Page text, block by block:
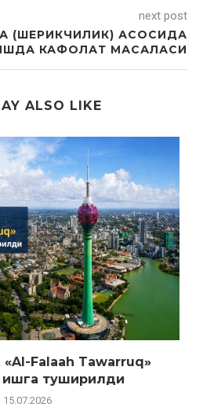
next post
(ШЕРИКЧИЛИК) АСОСИДА
КАФОЛАТ МАСАЛАСИ
ALSO LIKE
Falaah Tawarruq»
ишга туширилди
15.07.2026